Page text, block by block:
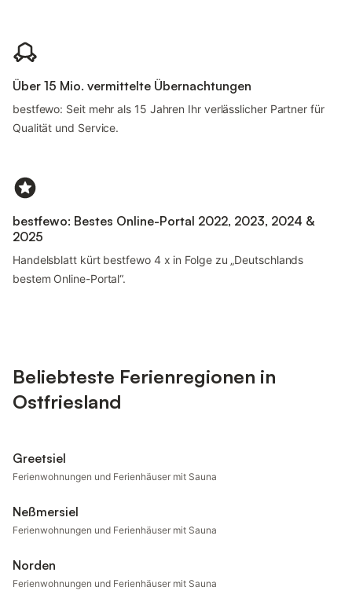
Über 15 Mio. vermittelte Übernachtungen
bestfewo: Seit mehr als 15 Jahren Ihr verlässlicher Partner für
Qualität und Service.
bestfewo: Bestes Online-Portal 2022, 2023, 2024 &
2025
Handelsblatt kürt bestfewo 4 x in Folge zu „Deutschlands
bestem Online-Portal“.
Beliebteste Ferienregionen in
Ostfriesland
Greetsiel
Ferienwohnungen und Ferienhäuser mit Sauna
Neßmersiel
Ferienwohnungen und Ferienhäuser mit Sauna
Norden
Ferienwohnungen und Ferienhäuser mit Sauna